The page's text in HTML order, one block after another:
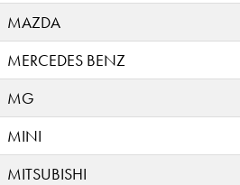
MAZDA
MERCEDES BENZ
MG
MINI
MITSUBISHI